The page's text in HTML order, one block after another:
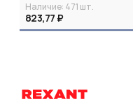
Наличие: 471 шт.
823,77 ₽